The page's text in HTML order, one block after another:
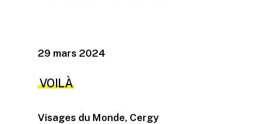
29 mars 2024
VOILÀ
Visages du Monde, Cergy